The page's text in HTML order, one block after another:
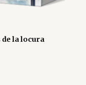
la locura